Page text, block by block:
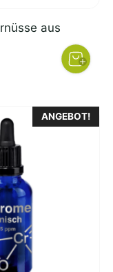
aus
ANGEBOT!